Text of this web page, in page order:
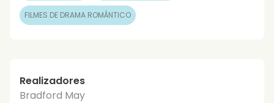
FILMES DE DRAMA ROMÂNTICO
Realizadores
Bradford May